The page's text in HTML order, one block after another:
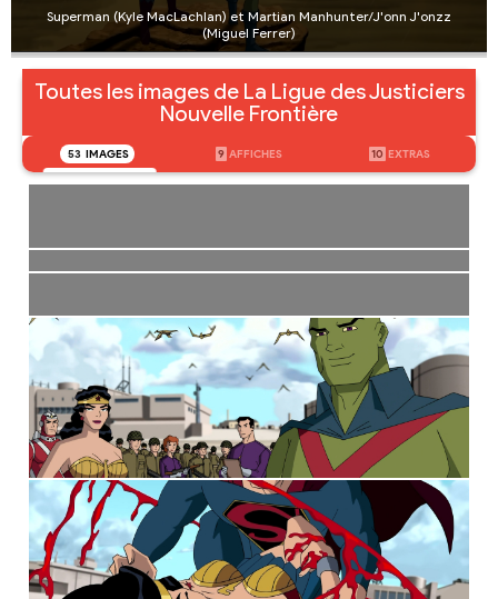
Superman (Kyle MacLachlan) et Martian Manhunter/J'onn J'onzz
(Miguel Ferrer)
Toutes les images de La Ligue des Justiciers
Nouvelle Frontière
53 IMAGES 9 AFFICHES 10 EXTRAS